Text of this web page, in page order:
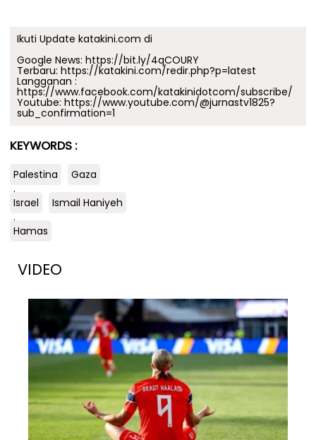
Ikuti Update katakini.com di
Google News: https://bit.ly/4qCOURY
Terbaru: https://katakini.com/redir.php?p=latest
Langganan :
https://www.facebook.com/katakinidotcom/subscribe/
Youtube: https://www.youtube.com/@jurnastv1825?
sub_confirmation=1
KEYWORDS :
Palestina
Gaza
.
Israel
Ismail Haniyeh
.
Hamas
VIDEO